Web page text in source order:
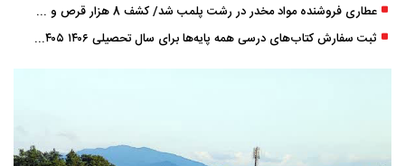
عطاری فروشنده مواد مخدر در رشت پلمب شد/ کشف 8 هزار قرص و 50 لیتر شربت توهم ‌زا
ثبت سفارش کتاب‌های درسی همه پایه‌ها برای سال تحصیلی ۱۴۰۶ ۱۴۰۵ فعال شد